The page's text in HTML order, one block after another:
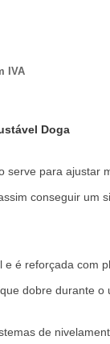
IVA
Doga
serve para ajustar
conseguir um
e é reforçada com
dobre durante o
de